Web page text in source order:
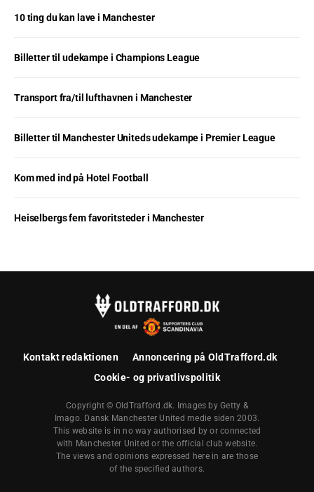
10 ting du kan lave i Manchester
Billetter til udekampe i Champions League
Transport fra/til lufthavnen i Manchester
Billetter til Manchester Uniteds udekampe i Premier League
Kom med ind på Hotel Football
Heiselbergs fem favoritsteder i Manchester
Kontakt redaktionen
Annoncering på OldTrafford.dk
Cookie- og privatlivspolitik
Copyright © OldTrafford.dk. Images by Getty &
Imago. Dansk Manchester United medie siden 2003.
This website is in no way authorised by or connected
with Manchester United or the official club website.
The views and opinions expressed here in are those
of the specified authors.